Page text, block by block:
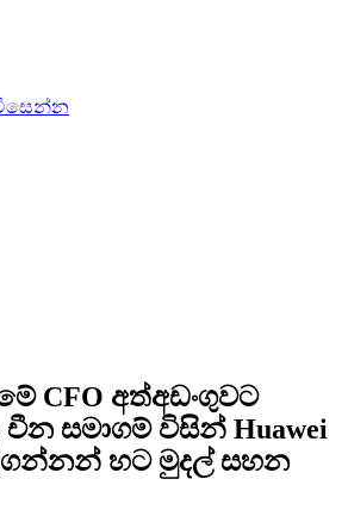
CFO අත්අඩංගුවට
සමාගම් විසින් Huawei
හට මුදල් සහන